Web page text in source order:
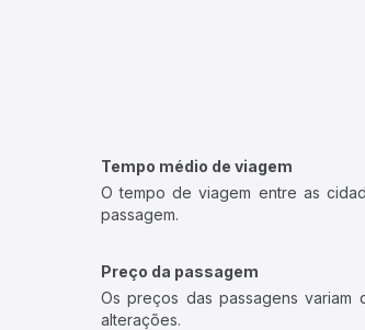
Tempo médio de viagem
O tempo de viagem entre as
passagem.
Preço da passagem
Os preços das passagens
alterações.